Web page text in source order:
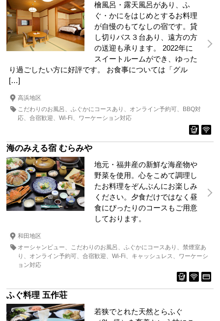
檜風呂・露天風呂があり、ふ
ぐ・かにをはじめとするお料理
が自慢のもてなしの宿です。貸
し切りバス３台あり、遠方の方
の送迎も承ります。 2022年に
スイートルームができ、ゆった
り過ごしたい方に好評です。 お食事については「グル
[…]
高浜地区
こだわりのお風呂
ふぐかにコースあり オンライン予約可
BBQ対
応
合宿歓迎 Wi-Fi ワーケーション対応
海のみえる宿 むらみや
地元・福井産の新鮮な海産物や
野菜を使用。心をこめて調理し
たお料理をぞんぶんにお楽しみ
ください。夕食だけではなく昼
食にぴったりのコースもご用意
しております。
和田地区
オーシャンビュー
こだわりのお風呂 ふぐかにコースあり
禁煙室あ
り
オンライン予約可 合宿歓迎 Wi-Fi キャッシュレス
ワーケーシ
ョン対応
ふぐ料理 五作荘
若狭でとれた天然とらふぐ